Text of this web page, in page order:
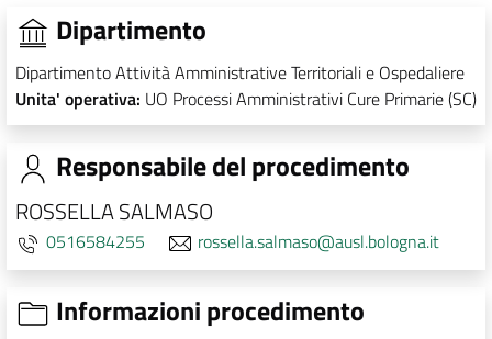
Dipartimento
Dipartimento Attività Amministrative Territoriali e Ospedaliere
Unita' operativa: UO Processi Amministrativi Cure Primarie (SC)
Responsabile del procedimento
ROSSELLA SALMASO
0516584255 rossella.salmaso@ausl.bologna.it
Informazioni procedimento